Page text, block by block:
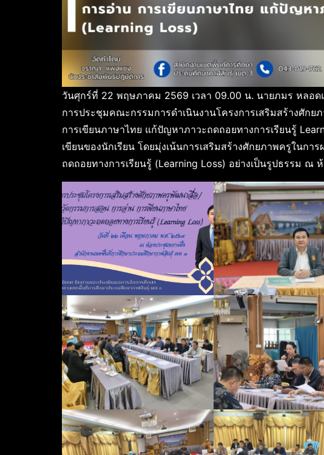
วันศุกร์ที่ 22 พฤษภาคม 2569 เวลา 09.00 น. นายภมร หลอ
การประชุมคณะกรรมการดำเนินงานโครงการเสริมสร้างศัก
การเขียนภาษาไทย แก้ปัญหาภาวะถดถอยทางการเรียนรู้
เขียนของนักเรียน โดยมุ่งเน้นการเสริมสร้างศักยภาพครูในก
ถดถอยทางการเรียนรู้ (Learning Loss) อย่างเป็นรูปธรรม ณ